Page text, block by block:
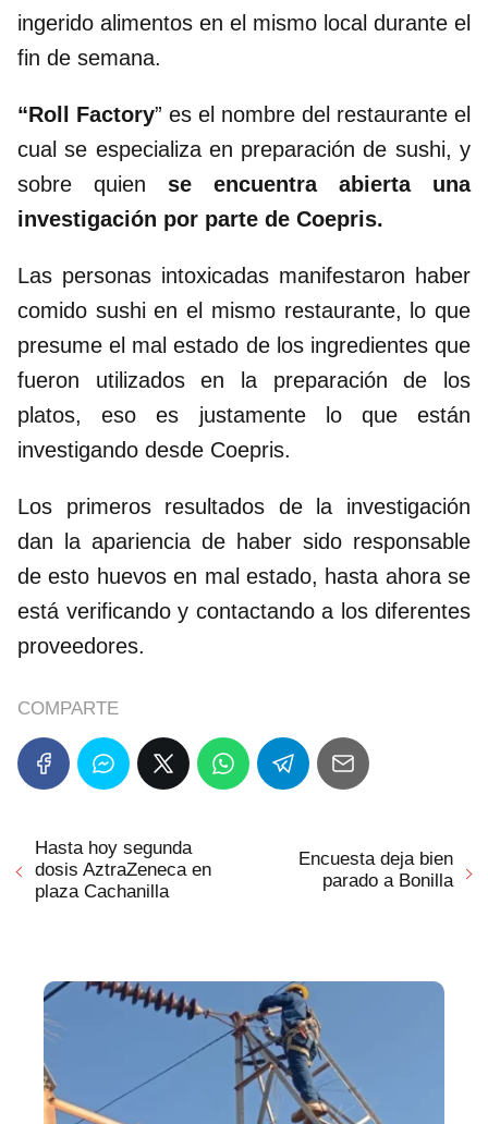
ingerido alimentos en el mismo local durante el
fin de semana.
“Roll Factory” es el nombre del restaurante el
cual se especializa en preparación de sushi, y
sobre quien se encuentra abierta una
investigación por parte de Coepris.
Las personas intoxicadas manifestaron haber
comido sushi en el mismo restaurante, lo que
presume el mal estado de los ingredientes que
fueron utilizados en la preparación de los
platos, eso es justamente lo que están
investigando desde Coepris.
Los primeros resultados de la investigación
dan la apariencia de haber sido responsable
de esto huevos en mal estado, hasta ahora se
está verificando y contactando a los diferentes
proveedores.
COMPARTE
Hasta hoy segunda
dosis AztraZeneca en
plaza Cachanilla
Encuesta deja bien
parado a Bonilla